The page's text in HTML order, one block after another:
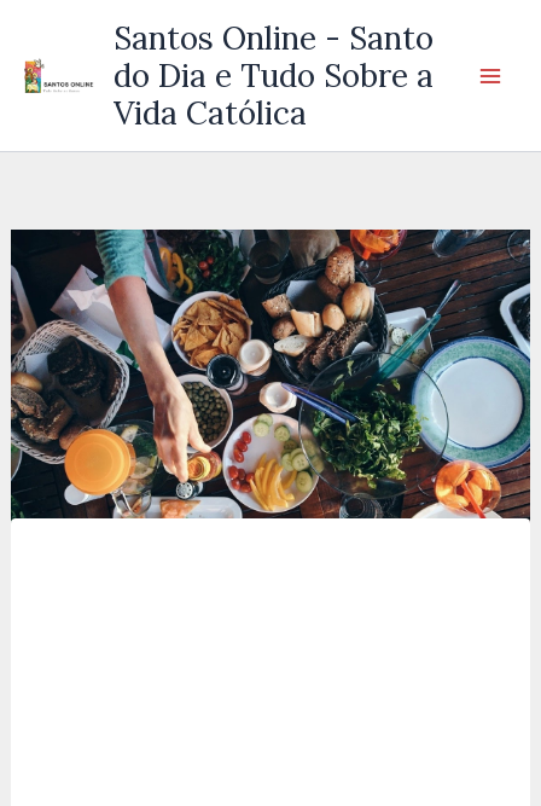
Santos Online - Santo
do Dia e Tudo Sobre a
Vida Católica